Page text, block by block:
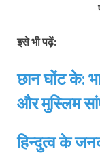
इसे भी पढ़ें:
छान घोंट के:
और मुस्लिम
हिन्दुत्व के